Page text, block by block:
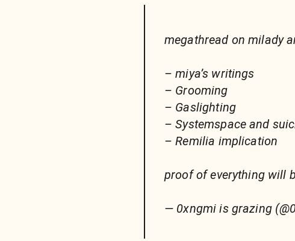
megathread on milady
– miya’s writings
– Grooming
– Gaslighting
– Systemspace and
– Remilia implication
proof of everything will
— 0xngmi is grazing